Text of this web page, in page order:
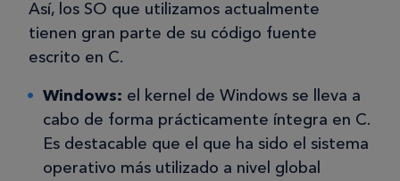
Así, los SO que utilizamos actualmente
tienen gran parte de su código fuente
escrito en C.
Windows: el kernel de Windows se lleva a
cabo de forma prácticamente íntegra en C.
Es destacable que el que ha sido el sistema
operativo más utilizado a nivel global